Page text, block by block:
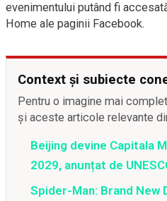
evenimentului putând fi
Home ale paginii Facebook.
Context și subiecte
Pentru o imagine mai
și aceste articole relevante
Beijing devine Capitala
2029, anunțat de
Spider-Man: Brand New